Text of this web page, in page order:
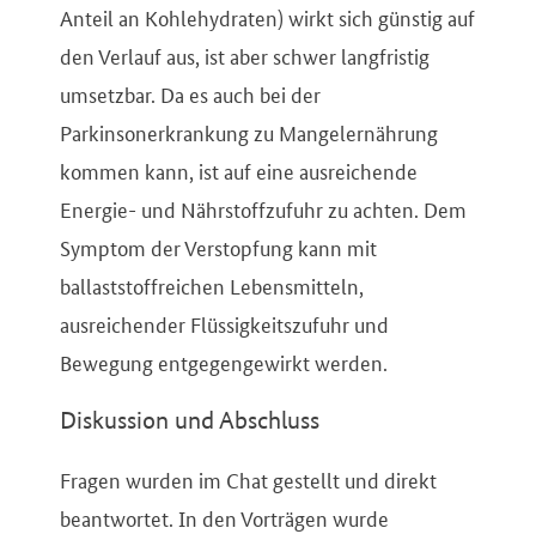
Anteil an Kohlehydraten) wirkt sich günstig auf
den Verlauf aus, ist aber schwer langfristig
umsetzbar. Da es auch bei der
Parkinsonerkrankung zu Mangelernährung
kommen kann, ist auf eine ausreichende
Energie- und Nährstoffzufuhr zu achten. Dem
Symptom der Verstopfung kann mit
ballaststoffreichen Lebensmitteln,
ausreichender Flüssigkeitszufuhr und
Bewegung entgegengewirkt werden.
Diskussion und Abschluss
Fragen wurden im Chat gestellt und direkt
beantwortet. In den Vorträgen wurde